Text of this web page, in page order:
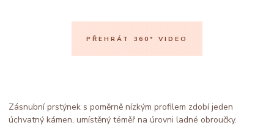
PŘEHRÁT 360° VIDEO
Zásnubní prstýnek s poměrně nízkým profilem zdobí jeden
úchvatný kámen, umístěný téměř na úrovni ladné obroučky.